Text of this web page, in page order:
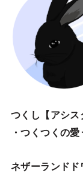
つくし【アシス
・つくつくの
ネザーランド